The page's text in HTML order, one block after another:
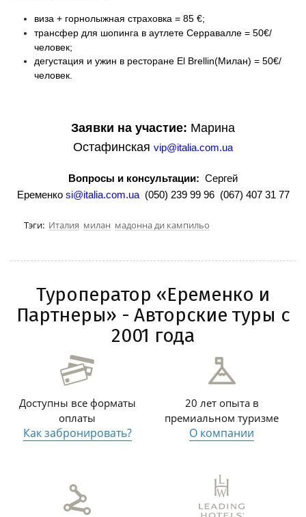
виза + горнолыжная страховка = 85 €;
трансфер для шопинга в аутлете Серравалле = 50€/
человек;
дегустация и ужин в ресторане El Brellin(Милан) = 50€/
человек.
Заявки на участие: Марина
Остафинская vip@italia.com.ua
Вопросы и консультации: Сергей
Еременко si@italia.com.ua (050) 239 99 96 (067) 407 31 77
Тэги: Италия милан мадонна ди кампильо
Туроператор «Еременко и
Партнеры» - Авторские туры с
2001 года
Доступны все форматы
оплаты
Как забронировать?
20 лет опыта в
премиальном туризме
О компании